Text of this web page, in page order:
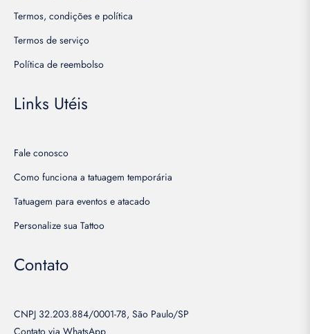
Termos, condições e política
Termos de serviço
Política de reembolso
Links Utéis
Fale conosco
Como funciona a tatuagem temporária
Tatuagem para eventos e atacado
Personalize sua Tattoo
Contato
CNPJ 32.203.884/0001-78, São Paulo/SP